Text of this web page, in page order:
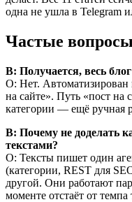
одна не ушла в Telegram
Частые
В: Получается, весь
О: Нет.
на сайте». Путь «пост на
категории — ещё ручная
В: Почему не доделать
текстами?
О: Тексты пишет один
(категории, REST для
другой. Они работают
моменте отстаёт от темпа